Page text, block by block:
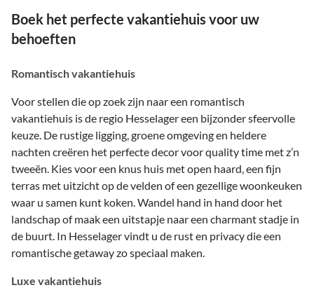
Boek het perfecte vakantiehuis voor uw
behoeften
Romantisch vakantiehuis
Voor stellen die op zoek zijn naar een romantisch
vakantiehuis is de regio Hesselager een bijzonder sfeervolle
keuze. De rustige ligging, groene omgeving en heldere
nachten creëren het perfecte decor voor quality time met z’n
tweeën. Kies voor een knus huis met open haard, een fijn
terras met uitzicht op de velden of een gezellige woonkeuken
waar u samen kunt koken. Wandel hand in hand door het
landschap of maak een uitstapje naar een charmant stadje in
de buurt. In Hesselager vindt u de rust en privacy die een
romantische getaway zo speciaal maken.
Luxe vakantiehuis